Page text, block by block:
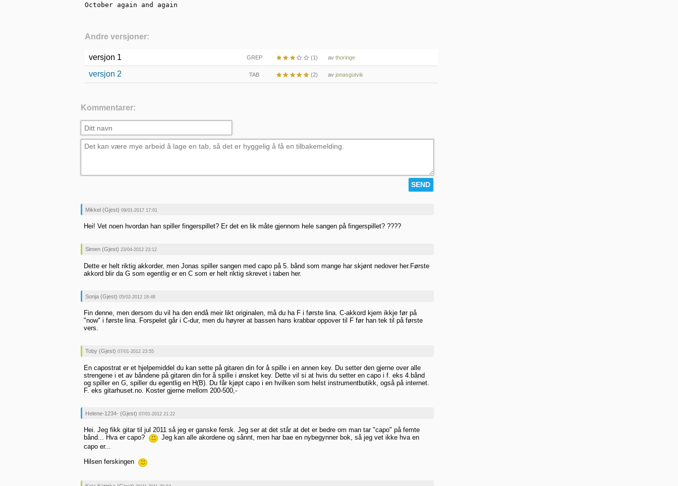
October again and again
Andre versjoner:
versjon 1 GREP (1) av thoringe
versjon 2 TAB (2) av jonasgutvik
Kommentarer:
Mikkel (Gjest) 09/01-2017 17:01
Hei! Vet noen hvordan han spiller fingerspillet? Er det en lik måte gjennom hele sangen på fingerspillet? ????
Simen (Gjest) 23/04-2012 23:12
Dette er helt riktig akkorder, men Jonas spiller sangen med capo på 5. bånd som mange har skjønt nedover her.Første
akkord blir da G som egentlig er en C som er helt riktig skrevet i taben her.
Sonja (Gjest) 05/02-2012 18:48
Fin denne, men dersom du vil ha den endå meir likt originalen, må du ha F i første lina. C-akkord kjem ikkje før på
"now" i første lina. Forspelet går i C-dur, men du høyrer at bassen hans krabbar oppover til F før han tek til på første
vers.
Toby (Gjest) 07/01-2012 23:55
En capostrat er et hjelpemiddel du kan sette på gitaren din for å spille i en annen key. Du setter den gjerne over alle
strengene i et av båndene på gitaren din for å spille i ønsket key. Dette vil si at hvis du setter en capo i f. eks 4.bånd
og spiller en G, spiller du egentlig en H(B). Du får kjøpt capo i en hvilken som helst instrumentbutikk, også på internet.
F. eks gitarhuset.no. Koster gjerne mellom 200-500,-
Helene-1234- (Gjest) 07/01-2012 21:22
Hei. Jeg fikk gitar til jul 2011 så jeg er ganske fersk. Jeg ser at det står at det er bedre om man tar "capo" på femte
bånd... Hva er capo?
Jeg kan alle akordene og sånnt, men har bae en nybegynner bok, så jeg vet ikke hva en
capo er...
Hilsen ferskingen